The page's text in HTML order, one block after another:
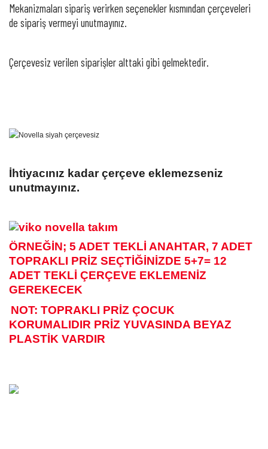
Mekanizmaları sipariş verirken seçenekler kısmından çerçeveleri
de sipariş vermeyi unutmayınız.
Çerçevesiz verilen siparişler alttaki gibi gelmektedir.
İhtiyacınız kadar çerçeve eklemezseniz
unutmayınız.
ÖRNEĞİN; 5 ADET TEKLİ ANAHTAR, 7 ADET
TOPRAKLI PRİZ SEÇTİĞİNİZDE 5+7= 12
ADET TEKLİ ÇERÇEVE EKLEMENİZ
GEREKECEK
NOT: TOPRAKLI PRİZ ÇOCUK
KORUMALIDIR PRİZ YUVASINDA BEYAZ
PLASTİK VARDIR